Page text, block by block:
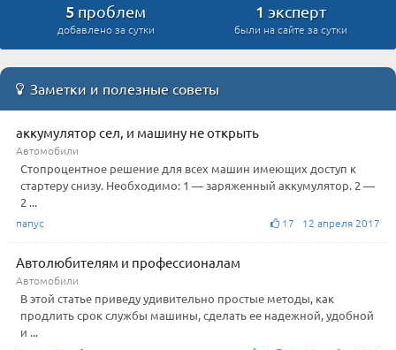
5 проблем
добавлено за сутки
1 эксперт
были на сайте за сутки
Заметки и полезные советы
аккумулятор сел, и машину не открыть
Автомобили
Стопроцентное решение для всех машин имеющих доступ к
стартеру снизу. Необходимо: 1 — заряженный аккумулятор. 2 —
2 ...
папус 17 12 апреля 2017
Автолюбителям и профессионалам
Автомобили
В этой статье приведу удивительно простые методы, как
продлить срок службы машины, сделать ее надежной, удобной
и ...